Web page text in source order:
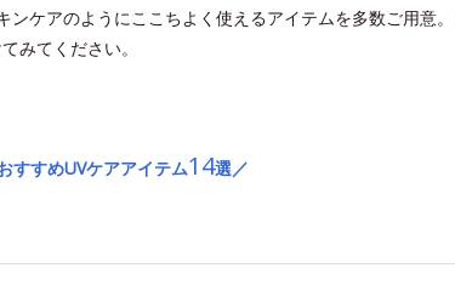
ケアのようにここちよく使えるアイテムを多数ご用意。
みてください。
すすめUVケアアイテム14選／